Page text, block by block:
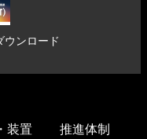
ウンロード
装置 推進体制